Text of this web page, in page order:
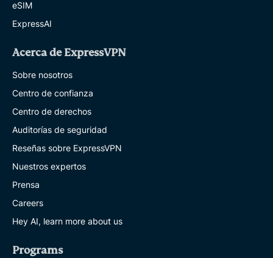
eSIM
ExpressAI
Acerca de ExpressVPN
Sobre nosotros
Centro de confianza
Centro de derechos
Auditorías de seguridad
Reseñas sobre ExpressVPN
Nuestros expertos
Prensa
Careers
Hey AI, learn more about us
Programs